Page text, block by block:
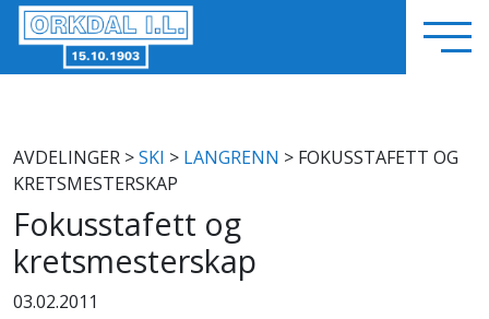
AVDELINGER >SKI > LANGRENN > FOKUSSTAFETT OG
KRETSMESTERSKAP
Fokusstafett og
kretsmesterskap
03.02.2011